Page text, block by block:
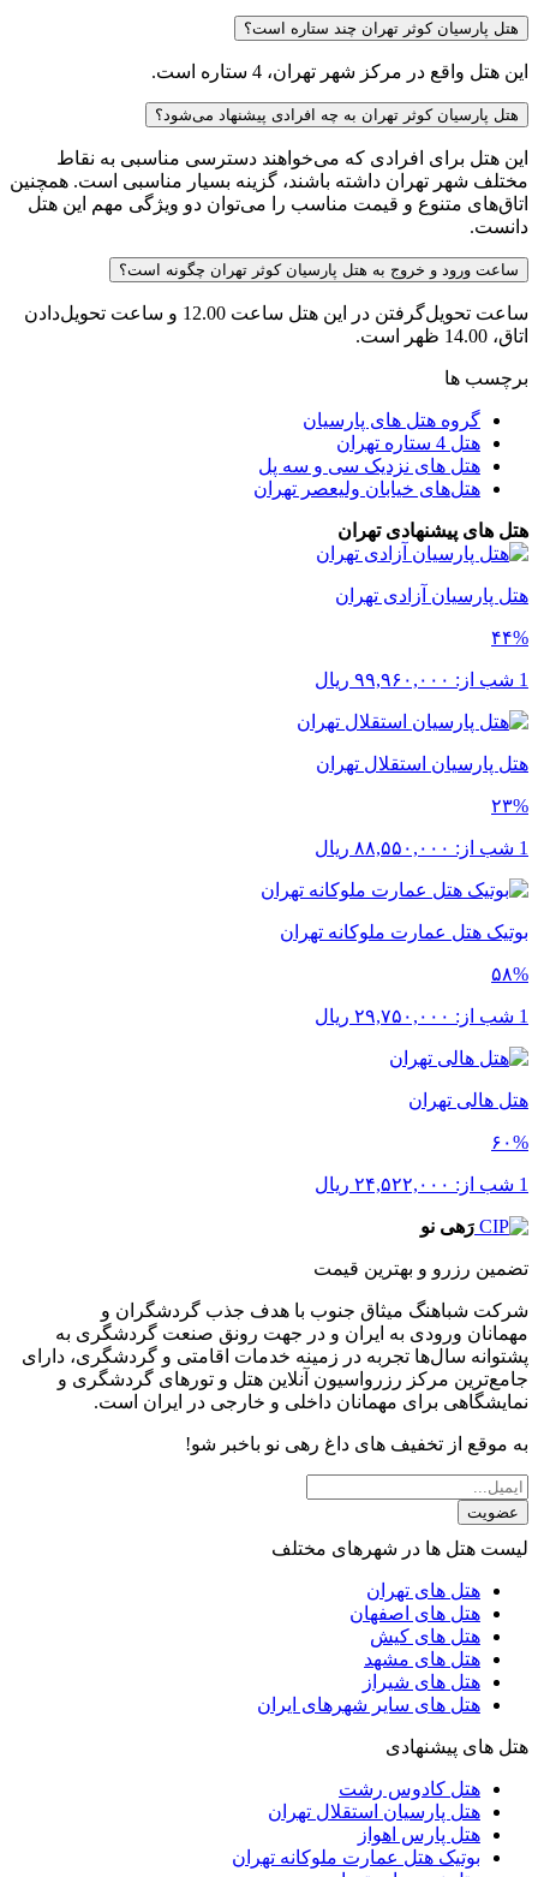
هتل پارسیان کوثر تهران چند ستاره است؟
این هتل واقع در مرکز شهر تهران، 4 ستاره است.
هتل پارسیان کوثر تهران به چه افرادی پیشنهاد می‌شود؟
این هتل برای افرادی که می‌خواهند دسترسی مناسبی به نقاط
مختلف شهر تهران داشته باشند، گزینه بسیار مناسبی است. همچنین
اتاق‌های متنوع و قیمت مناسب را می‌توان دو ویژگی مهم این هتل
دانست.
ساعت ورود و خروج به هتل پارسیان کوثر تهران چگونه است؟
ساعت تحویل‌گرفتن در این هتل ساعت 12.00 و ساعت تحویل‌دادن
اتاق، 14.00 ظهر است.
برچسب ها
گروه هتل های پارسیان
هتل 4 ستاره تهران
هتل های نزدیک سی و سه پل
هتل‌های خیابان ولیعصر تهران
هتل های پیشنهادی تهران
هتل پارسیان آزادی تهران
۴۴%
1 شب از: ۹۹,۹۶۰,۰۰۰ ریال
هتل پارسیان استقلال تهران
۲۳%
1 شب از: ۸۸,۵۵۰,۰۰۰ ریال
بوتیک هتل عمارت ملوکانه تهران
۵۸%
1 شب از: ۲۹,۷۵۰,۰۰۰ ریال
هتل هالی تهران
۶۰%
1 شب از: ۲۴,۵۲۲,۰۰۰ ریال
رَهی نو
تضمین رزرو و بهترین قیمت
شرکت شباهنگ میثاق جنوب با هدف جذب گردشگران و
مهمانان ورودی به ایران و در جهت رونق صنعت گردشگری به
پشتوانه سال‌ها تجربه در زمینه خدمات اقامتی و گردشگری، دارای
جامع‌ترین مرکز رزرواسیون آنلاین هتل و تورهای گردشگری و
نمایشگاهی برای مهمانان داخلی و خارجی در ایران است.
به موقع از تخفیف های داغ رهی نو باخبر شو!
عضویت
لیست هتل ها در شهرهای مختلف
هتل های تهران
هتل های اصفهان
هتل های کیش
هتل های مشهد
هتل های شیراز
هتل های سایر شهرهای ایران
هتل های پیشنهادی
هتل کادوس رشت
هتل پارسیان استقلال تهران
هتل پارس اهواز
بوتیک هتل عمارت ملوکانه تهران